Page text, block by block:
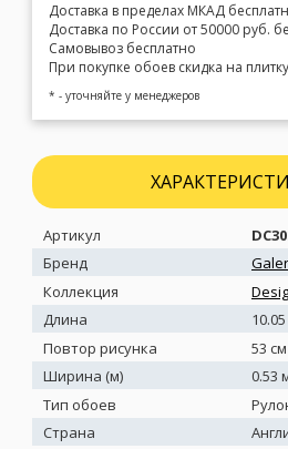
Доставка в пределах МКАД
Доставка по России от 50000 руб.
Самовывоз бесплатно
При покупке обоев скидка на плитку
* - уточняйте у менеджеров
Артикул
Бренд
Коллекция
Длина
Повтор рисунка
53 см
Ширина (м)
0.53
Тип обоев
Страна